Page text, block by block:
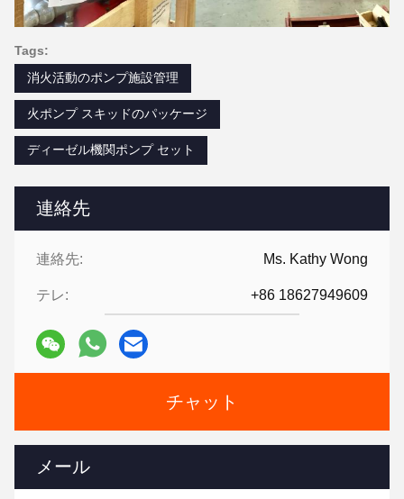
連絡先
連絡先: Ms. Kathy Wong
テレ: +86 18627949609
チャット
メール
Tags:
消火活動のポンプ施設管理
火ポンプ スキッドのパッケージ
ディーゼル機関ポンプ セット